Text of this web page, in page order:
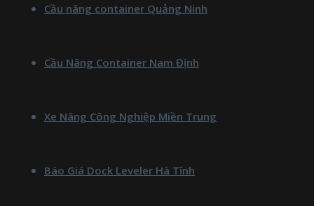
Cầu nâng container Quảng Ninh
Cầu Nâng Container Nam Định
Xe Nâng Công Nghiệp Miền Trung
Báo Giá Dock Leveler Hà Tĩnh